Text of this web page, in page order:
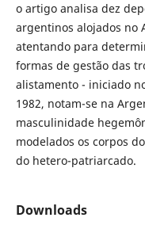
o artigo analisa dez
argentinos alojados no
atentando para
formas de gestão das
alistamento - iniciado
1982, notam-se na
masculinidade
modelados os corpos
do hetero-patriarcado.
Downloads